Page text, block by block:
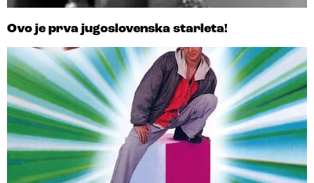
Ovo je prva jugoslovenska starleta!